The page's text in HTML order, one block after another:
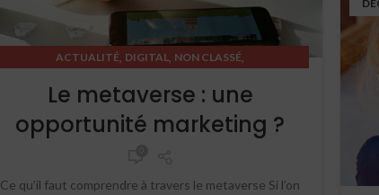
ACTUALITÉ, DIGITAL , NON CLASSÉ,
Le metaverse : une
opportunité marketing ?
Ce qu’il faut comprendre à travers le metaverse Si l’on